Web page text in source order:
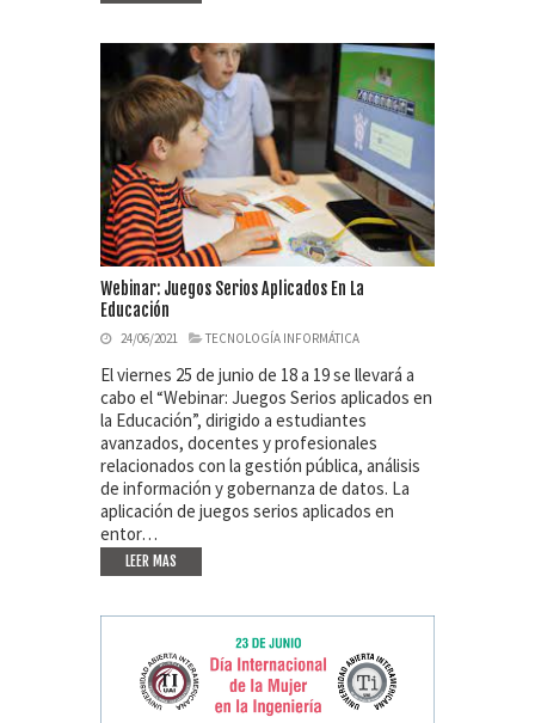
Webinar: Juegos Serios Aplicados En La
Educación
24/06/2021 TECNOLOGÍA INFORMÁTICA
El viernes 25 de junio de 18 a 19 se llevará a
cabo el “Webinar: Juegos Serios aplicados en
la Educación”, dirigido a estudiantes
avanzados, docentes y profesionales
relacionados con la gestión pública, análisis
de información y gobernanza de datos. La
aplicación de juegos serios aplicados en
entor…
LEER MAS